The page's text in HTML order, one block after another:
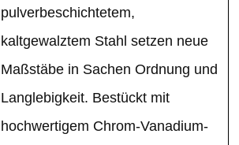
pulverbeschichtetem,
kaltgewalztem Stahl setzen neue
Maßstäbe in Sachen Ordnung und
Langlebigkeit. Bestückt mit
hochwertigem Chrom-Vanadium-